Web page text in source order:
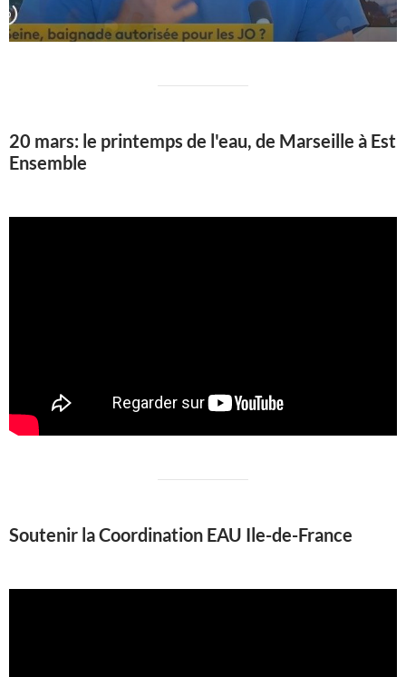
20 mars: le printemps de l'eau, de Marseille à Est
Ensemble
Soutenir la Coordination EAU Ile-de-France